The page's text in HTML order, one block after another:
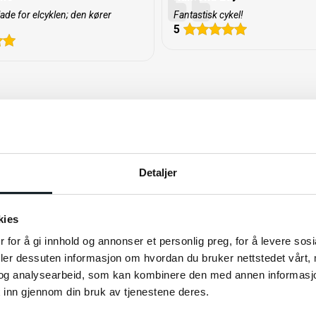
Detaljer
for å gi innhold og annonser et personlig preg, for å levere
dessuten informasjon om hvordan du bruker nettstedet vårt,
analysearbeid, som kan kombinere den med annen
gjennom din bruk av tjenestene deres.
et nyt niveau med
uden behov for
løsning,
kraftoverførsel – helt
med kædedrift
holdbar løsning.
for elcyklen; den kører
Fantastisk cykel!
5
Relaterede produkter